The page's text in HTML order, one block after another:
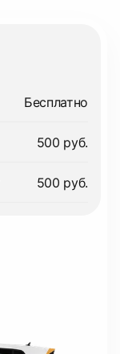
Бесплатно
500 руб.
500 руб.